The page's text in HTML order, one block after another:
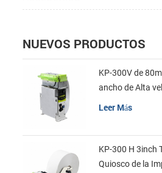
NUEVOS PRODUCTOS
KP-300V de
ancho de Alta
la Impresora
Leer Más
KP-300 H 3inch
Quiosco de la